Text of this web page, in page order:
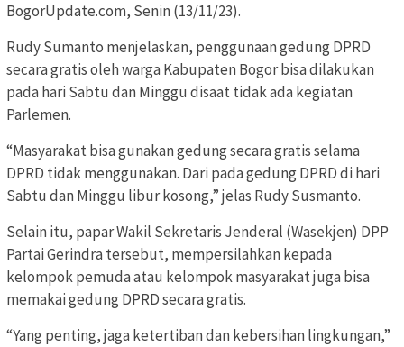
BogorUpdate.com, Senin (13/11/23).
Rudy Sumanto menjelaskan, penggunaan gedung DPRD
secara gratis oleh warga Kabupaten Bogor bisa dilakukan
pada hari Sabtu dan Minggu disaat tidak ada kegiatan
Parlemen.
“Masyarakat bisa gunakan gedung secara gratis selama
DPRD tidak menggunakan. Dari pada gedung DPRD di hari
Sabtu dan Minggu libur kosong,” jelas Rudy Susmanto.
Selain itu, papar Wakil Sekretaris Jenderal (Wasekjen) DPP
Partai Gerindra tersebut, mempersilahkan kepada
kelompok pemuda atau kelompok masyarakat juga bisa
memakai gedung DPRD secara gratis.
“Yang penting, jaga ketertiban dan kebersihan lingkungan,”